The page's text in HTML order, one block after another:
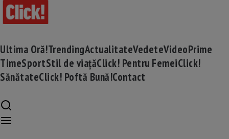
Ultima Oră!TrendingActualitateVedeteVideoPrime
TimeSportStil de viațăClick! Pentru FemeiClick!
SănătateClick! Poftă Bună!Contact